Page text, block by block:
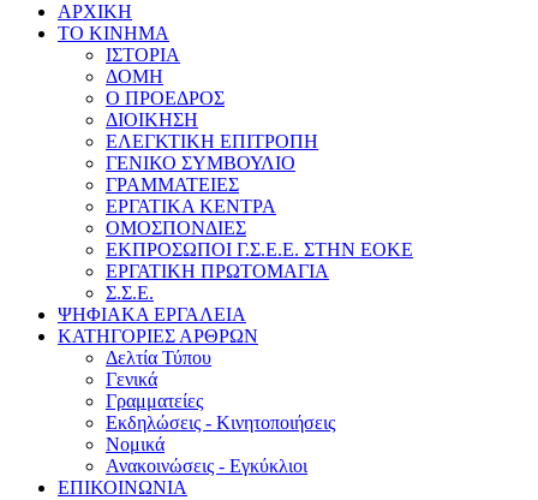
ΑΡΧΙΚΗ
ΤΟ ΚΙΝΗΜΑ
ΙΣΤΟΡΙΑ
ΔΟΜΗ
Ο ΠΡΟΕΔΡΟΣ
ΔΙΟΙΚΗΣΗ
ΕΛΕΓΚΤΙΚΗ ΕΠΙΤΡΟΠΗ
ΓΕΝΙΚΟ ΣΥΜΒΟΥΛΙΟ
ΓΡΑΜΜΑΤΕΙΕΣ
ΕΡΓΑΤΙΚΑ ΚΕΝΤΡΑ
ΟΜΟΣΠΟΝΔΙΕΣ
ΕΚΠΡΟΣΩΠΟΙ Γ.Σ.Ε.Ε. ΣΤΗΝ ΕΟΚΕ
ΕΡΓΑΤΙΚΗ ΠΡΩΤΟΜΑΓΙΑ
Σ.Σ.Ε.
ΨΗΦΙΑΚΑ ΕΡΓΑΛΕΙΑ
ΚΑΤΗΓΟΡΙΕΣ ΑΡΘΡΩΝ
Δελτία Τύπου
Γενικά
Γραμματείες
Εκδηλώσεις - Κινητοποιήσεις
Νομικά
Ανακοινώσεις - Εγκύκλιοι
ΕΠΙΚΟΙΝΩΝΙΑ